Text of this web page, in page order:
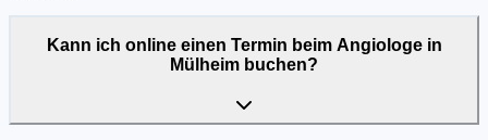
Kann ich online einen Termin beim Angiologe in
Mülheim buchen?